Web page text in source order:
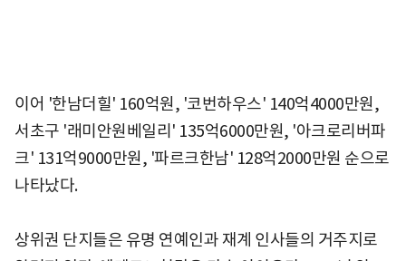
이어 '한남더힐' 160억원, '코번하우스' 140억4000만원,
서초구 '래미안원베일리' 135억6000만원, '아크로리버파
크' 131억9000만원, '파르크한남' 128억2000만원 순으로
나타났다.
상위권 단지들은 유명 연예인과 재계 인사들의 거주지로